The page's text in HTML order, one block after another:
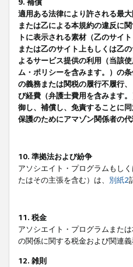
9. 補償
適用ある法律により許される最
または乙による本規約の違反に
トに表示される素材（乙のサイ
または乙のサイト上もしくは乙
よるサービス提供の利用（当該
ム・ポリシーを含みます。）の
の義務または関税の履行不履行
び経費（弁護士費用を含みます
御し、補償し、免責することに
保護のためにアマゾン関係者の
10. 準拠法および紛争
アソシエイト・プログラムもし
たはその主張を含む）は、 別紙2
11. 税金
アソシエイト・プログラムまた
の関係に関する税金および関連義
12. 雑則